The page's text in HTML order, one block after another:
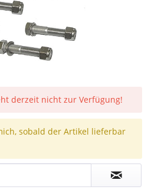
derzeit nicht zur Verfügung!
sobald der Artikel lieferbar